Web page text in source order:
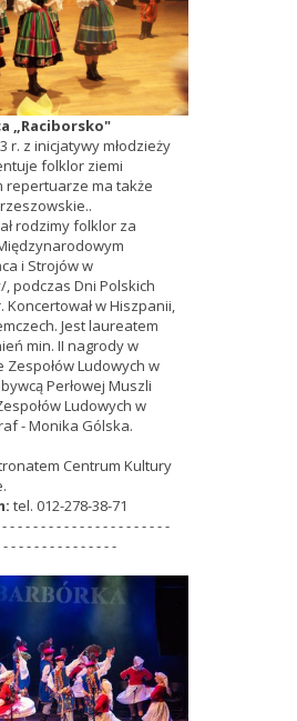
„Raciborsko"
r. z inicjatywy młodzieży
folklor ziemi
repertuarze ma także
rodzimy folklor za
i Strojów w
podczas Dni Polskich
Koncertował w Hiszpanii,
Jest laureatem
min. II nagrody w
Ludowych w
Perłowej Muszli
Ludowych w
- Monika Gólska.
Centrum Kultury
tel. 012-278-38-71
- - - - - - - - - - - - - - - - - - - - -
- - - - - - - - - - - - - -